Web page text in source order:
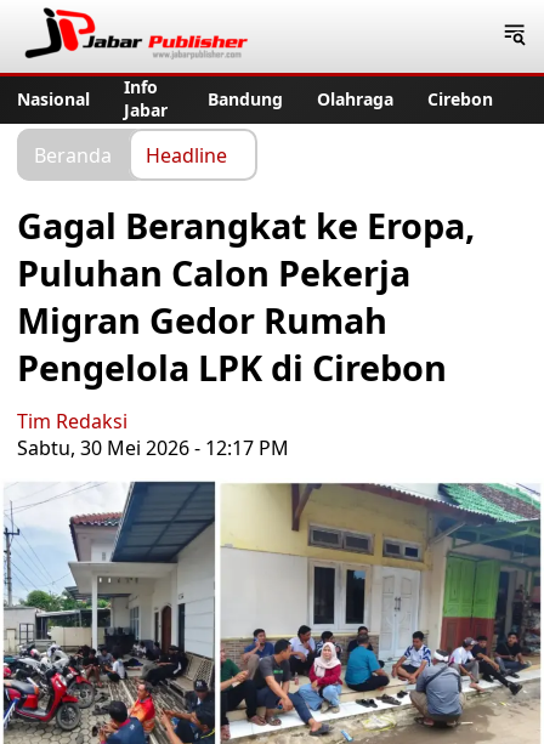
Nasional
Info
Jabar
Bandung Olahraga Cirebon
Beranda Headline
Gagal Berangkat ke Eropa,
Puluhan Calon Pekerja
Migran Gedor Rumah
Pengelola LPK di Cirebon
Tim Redaksi
Sabtu, 30 Mei 2026 - 12:17 PM